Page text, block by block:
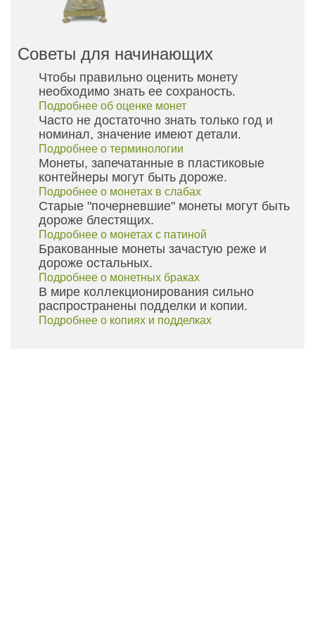
Советы для начинающих
Чтобы правильно оценить монету
необходимо знать ее сохраность.
Подробнее об оценке монет
Часто не достаточно знать только год и
номинал, значение имеют детали.
Подробнее о терминологии
Монеты, запечатанные в пластиковые
контейнеры могут быть дороже.
Подробнее о монетах в слабах
Старые "почерневшие" монеты могут быть
дороже блестящих.
Подробнее о монетах с патиной
Бракованные монеты зачастую реже и
дороже остальных.
Подробнее о монетных браках
В мире коллекционирования сильно
распространены подделки и копии.
Подробнее о копиях и подделках